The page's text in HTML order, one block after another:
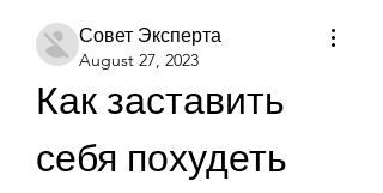
Совет Эксперта
August 27, 2023
Как заставить
себя похудеть